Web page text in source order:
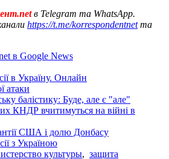
в Telegram та WhatsApp.
https://t.me/korrespondentnetта
в Google News
в Україну. Онлайн
атаки
балістику: Буде, але є "але"
КНДР вчитимуться на війні в
США і долю Донбасу
з Україною
культуры, защита